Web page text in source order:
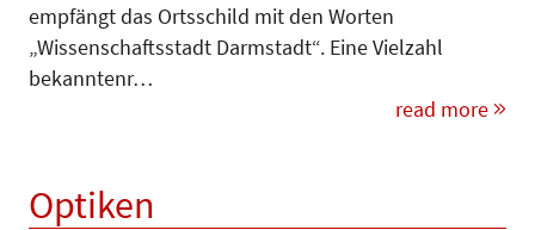
empfängt das Ortsschild mit den Worten
„Wissenschaftsstadt Darmstadt“. Eine Vielzahl
bekann­tenr…
read more
Optiken